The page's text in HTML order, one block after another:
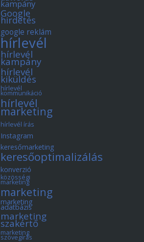
kampány
Google
hirdetés
google reklám
hírlevél
hírlevél
kampány
hírlevél
kiküldés
hírlevél
kommunikáció
hírlevél
marketing
hírlevél írás
Instagram
keresőmarketing
keresőoptimalizálás
konverzió
közösségi
marketing
marketing
marketing
adatbázis
marketing
szakértő
marketing
szövegírás